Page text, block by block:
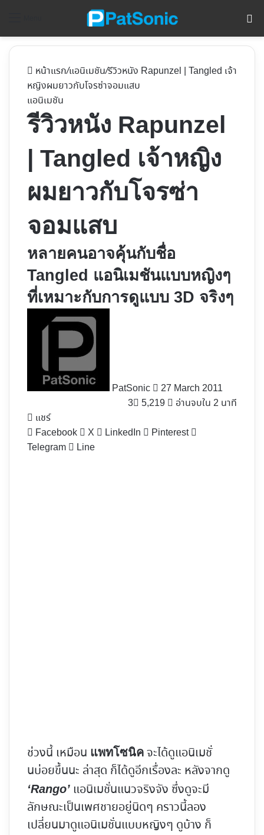
หน้าแรก/แอนิเมชัน/รีวิวหนัง Rapunzel | Tangled เจ้า
หญิงผมยาวกับโจรซ่าจอมแสบ
แอนิเมชัน
รีวิวหนัง Rapunzel
| Tangled เจ้าหญิง
ผมยาวกับโจรซ่า
จอมแสบ
หลายคนอาจคุ้นกับชื่อ
Tangled แอนิเมชันแบบหญิงๆ
ที่เหมาะกับการดูแบบ 3D จริงๆ
PatSonic
27 March 2011
3
5,219
อ่านจบใน 2 นาที
แชร์
Facebook
X LinkedIn
Pinterest
Telegram
Line
ช่วงนี้ เหมือน แพทโซนิค จะได้ดูแอนิเมชั่
นบ่อยขึ้นนะ ล่าสุด ก็ได้ดูอีกเรื่องละ หลังจากดู
‘Rango’ แอนิเมชั่นแนวจริงจัง ซึ่งดูจะมี
ลักษณะเป็นเพศชายอยู่นิดๆ คราวนี้ลอง
เปลี่ยนมาดูแอนิเมชั่นแบบหญิงๆ ดูบ้าง ก็